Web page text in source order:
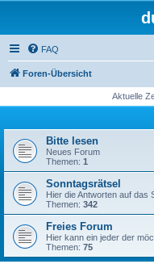
FAQ
Foren-Übersicht
Aktuelle
Bitte lesen
Neues Forum
Themen: 1
Sonntagsrätsel
Hier die Antworten auf das
Themen: 342
Freies Forum
Hier kann ein jeder der
Themen: 75